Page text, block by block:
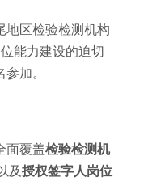
地区检验检测机构
能力建设的迫切
加。
面覆盖检验检测机
及授权签字人岗位